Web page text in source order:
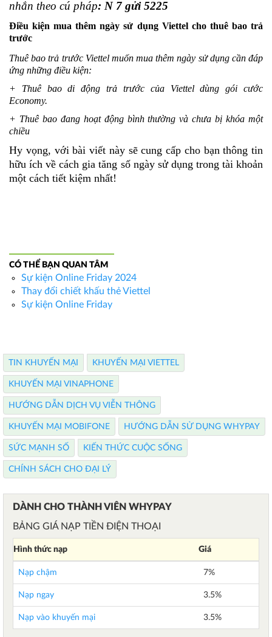
nhắn theo cú pháp: N 7 gửi 5225
Điều kiện mua thêm ngày sử dụng Viettel cho thuê bao trả
trước
Thuê bao trả trước Viettel muốn mua thêm ngày sử dụng cần đáp
ứng những điều kiện:
+ Thuê bao di động trả trước của Viettel dùng gói cước
Economy.
+ Thuê bao đang hoạt động bình thường và chưa bị khóa một
chiều
Hy vọng, với bài viết này sẽ cung cấp cho bạn thông tin
hữu ích về cách gia tăng số ngày sử dụng trong tài khoản
một cách tiết kiệm nhất!
CÓ THỂ BẠN QUAN TÂM
Sự kiện Online Friday 2024
Thay đổi chiết khấu thẻ Viettel
Sự kiện Online Friday
TIN KHUYẾN MẠI KHUYẾN MẠI VIETTEL
KHUYẾN MẠI VINAPHONE
HƯỚNG DẪN DỊCH VỤ VIỄN THÔNG
KHUYẾN MẠI MOBIFONE HƯỚNG DẪN SỬ DỤNG WHYPAY
SỨC MẠNH SỐ KIẾN THỨC CUỘC SỐNG
CHÍNH SÁCH CHO ĐẠI LÝ
DÀNH CHO THÀNH VIÊN WHYPAY
BẢNG GIÁ NẠP TIỀN ĐIỆN THOẠI
Hình thức nạp Giá
Nạp chậm 7%
Nạp ngay 3.5%
Nạp vào khuyến mại 3.5%